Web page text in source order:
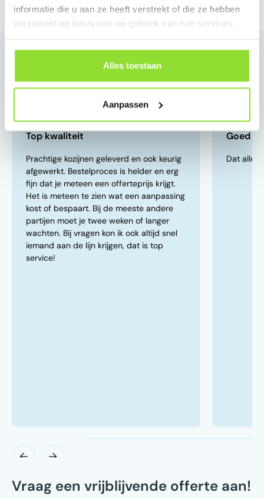
informatie die u aan ze heeft verstrekt of die ze hebben
verzameld op basis van uw gebruik van hun services.
Alles toestaan
Aanpassen
Reviews van onze klanten
Top kwaliteit
Prachtige kozijnen geleverd en ook keurig
afgewerkt. Bestelproces is helder en erg
fijn dat je meteen een offerteprijs krijgt.
Het is meteen te zien wat een aanpassing
kost of bespaart. Bij de meeste andere
partijen moet je twee weken of langer
wachten. Bij vragen kon ik ook altijd snel
iemand aan de lijn krijgen, dat is top
service!
Goed
Dat alles
Vraag een vrijblijvende offerte aan!